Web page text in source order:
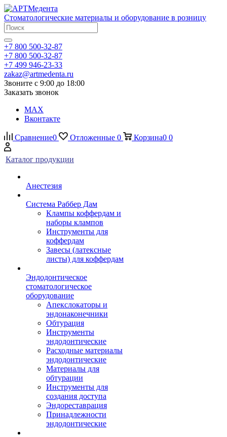
Стоматологические материалы и оборудование в розницу
+7 800 500-32-87
+7 800 500-32-87
+7 499 946-23-33
zakaz@artmedenta.ru
Звоните с 9:00 до 18:00
Заказать звонок
MAX
Вконтакте
Сравнение0 Отложенные 0 Корзина0 0
Каталог продукции
Анестезия
Система Раббер Дам
Клампы коффердам и
наборы клампов
Инструменты для
коффердам
Завесы (латексные
листы) для коффердам
Эндодонтическое
стоматологическое
оборудование
Апекслокаторы и
эндонаконечники
Обтурация
Инструменты
эндодонтические
Расходные материалы
эндодонтические
Материалы для
обтурации
Инструменты для
создания доступа
Эндореставрация
Принадлежности
эндодонтические